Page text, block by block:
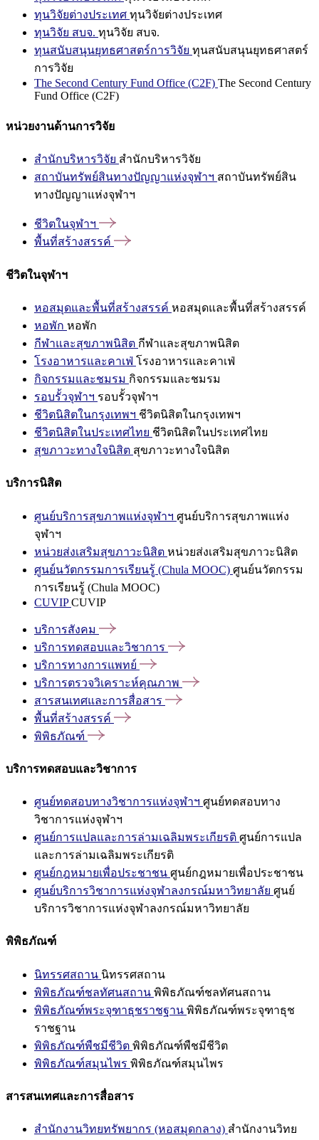
ทุนวิจัยต่างประเทศ ทุนวิจัยต่างประเทศ
ทุนวิจัย สบจ. ทุนวิจัย สบจ.
ทุนสนับสนุนยุทธศาสตร์การวิจัย ทุนสนับสนุนยุทธศาสตร์
การวิจัย
The Second Century Fund Office (C2F) The Second Century
Fund Office (C2F)
หน่วยงานด้านการวิจัย
สำนักบริหารวิจัย สำนักบริหารวิจัย
สถาบันทรัพย์สินทางปัญญาแห่งจุฬาฯ สถาบันทรัพย์สิน
ทางปัญญาแห่งจุฬาฯ
ชีวิตในจุฬาฯ
พื้นที่สร้างสรรค์
ชีวิตในจุฬาฯ
หอสมุดและพื้นที่สร้างสรรค์ หอสมุดและพื้นที่สร้างสรรค์
หอพัก หอพัก
กีฬาและสุขภาพนิสิต กีฬาและสุขภาพนิสิต
โรงอาหารและคาเฟ่ โรงอาหารและคาเฟ่
กิจกรรมและชมรม กิจกรรมและชมรม
รอบรั้วจุฬาฯ รอบรั้วจุฬาฯ
ชีวิตนิสิตในกรุงเทพฯ ชีวิตนิสิตในกรุงเทพฯ
ชีวิตนิสิตในประเทศไทย ชีวิตนิสิตในประเทศไทย
สุขภาวะทางใจนิสิต สุขภาวะทางใจนิสิต
บริการนิสิต
ศูนย์บริการสุขภาพแห่งจุฬาฯ ศูนย์บริการสุขภาพแห่ง
จุฬาฯ
หน่วยส่งเสริมสุขภาวะนิสิต หน่วยส่งเสริมสุขภาวะนิสิต
ศูนย์นวัตกรรมการเรียนรู้ (Chula MOOC) ศูนย์นวัตกรรม
การเรียนรู้ (Chula MOOC)
CUVIPCUVIP
บริการสังคม
บริการทดสอบและวิชาการ
บริการทางการแพทย์
บริการตรวจวิเคราะห์คุณภาพ
สารสนเทศและการสื่อสาร
พื้นที่สร้างสรรค์
พิพิธภัณฑ์
บริการทดสอบและวิชาการ
ศูนย์ทดสอบทางวิชาการแห่งจุฬาฯ ศูนย์ทดสอบทาง
วิชาการแห่งจุฬาฯ
ศูนย์การแปลและการล่ามเฉลิมพระเกียรติ ศูนย์การแปล
และการล่ามเฉลิมพระเกียรติ
ศูนย์กฎหมายเพื่อประชาชน ศูนย์กฎหมายเพื่อประชาชน
ศูนย์บริการวิชาการแห่งจุฬาลงกรณ์มหาวิทยาลัย ศูนย์
บริการวิชาการแห่งจุฬาลงกรณ์มหาวิทยาลัย
พิพิธภัณฑ์
นิทรรศสถาน นิทรรศสถาน
พิพิธภัณฑ์ชลทัศนสถาน พิพิธภัณฑ์ชลทัศนสถาน
พิพิธภัณฑ์พระจุฑาธุชราชฐาน พิพิธภัณฑ์พระจุฑาธุช
ราชฐาน
พิพิธภัณฑ์พืชมีชีวิต พิพิธภัณฑ์พืชมีชีวิต
พิพิธภัณฑ์สมุนไพร พิพิธภัณฑ์สมุนไพร
สารสนเทศและการสื่อสาร
สำนักงานวิทยทรัพยากร (หอสมุดกลาง) สำนักงานวิทย